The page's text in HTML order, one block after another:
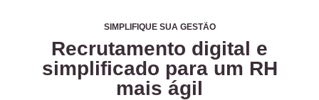
SIMPLIFIQUE SUA GESTÃO
Recrutamento digital e
simplificado para um RH
mais ágil